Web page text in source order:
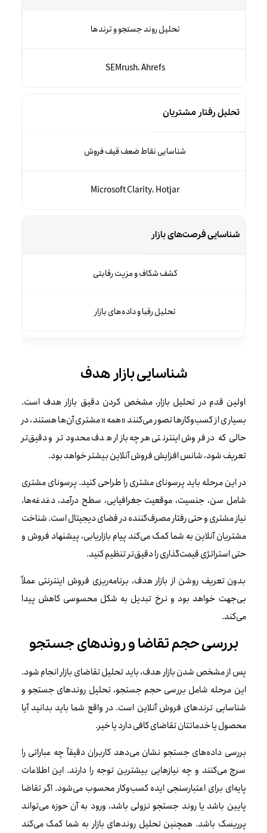
تحلیل روند جستجو و ترندها
SEMrush، Ahrefs
تحلیل رفتار مشتریان
شناسایی نقاط ضعف قیف فروش
Microsoft Clarity، Hotjar
شناسایی فرصت‌های بازار
کشف شکاف و مزیت رقابتی
تحلیل رقبا و داده‌های بازار
شناسایی بازار هدف
اولین قدم در تحلیل بازار، مشخص کردن دقیق بازار هدف است.
بسیاری از کسب‌وکارها تصور می‌کنند «همه» مشتری آن‌ها هستند، در
حالی‌که در فروش اینترنتی هرچه بازار هدف محدودتر و دقیق‌تر
تعریف شود، شانس افزایش فروش آنلاین بیشتر خواهد بود.
در این مرحله باید پرسونای مشتری را طراحی کنید. پرسونای مشتری
شامل سن، جنسیت، موقعیت جغرافیایی، سطح درآمد، دغدغه‌ها،
نیاز مشتری و حتی رفتار مصرف‌کننده در فضای دیجیتال است. شناخت
مشتریان آنلاین به شما کمک می‌کند پیام بازاریابی، پیشنهاد فروش و
حتی استراتژی قیمت‌گذاری را دقیق‌تر تنظیم کنید.
بدون تعریف روشن از بازار هدف، برنامه‌ریزی فروش اینترنتی عملاً
بی‌جهت خواهد بود و نرخ تبدیل به شکل محسوسی کاهش پیدا
می‌کند.
بررسی حجم تقاضا و روندهای جستجو
پس از مشخص شدن بازار هدف، باید تحلیل تقاضای بازار انجام شود.
این مرحله شامل بررسی حجم جستجو، تحلیل روندهای جستجو و
شناسایی ترندهای فروش آنلاین است. در واقع شما باید بدانید آیا
محصول یا خدماتتان تقاضای کافی دارد یا خیر.
بررسی داده‌های جستجو نشان می‌دهد کاربران دقیقاً چه عباراتی را
سرچ می‌کنند و چه نیازهایی بیشترین توجه را دارند. این اطلاعات
پایه‌ای برای اعتبارسنجی ایده کسب‌وکار محسوب می‌شود. اگر تقاضا
پایین باشد یا روند جستجو نزولی باشد، ورود به آن حوزه می‌تواند
پرریسک باشد. همچنین تحلیل روندهای بازار به شما کمک می‌کند